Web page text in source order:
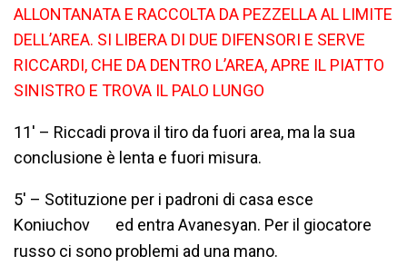
ALLONTANATA E RACCOLTA DA PEZZELLA AL LIMITE
DELL’AREA. SI LIBERA DI DUE DIFENSORI E SERVE
RICCARDI, CHE DA DENTRO L’AREA, APRE IL PIATTO
SINISTRO E TROVA IL PALO LUNGO
11′ – Riccadi prova il tiro da fuori area, ma la sua
conclusione è lenta e fuori misura.
5′ – Sotituzione per i padroni di casa esce
Koniuchov
ed entra Avanesyan. Per il giocatore
russo ci sono problemi ad una mano.